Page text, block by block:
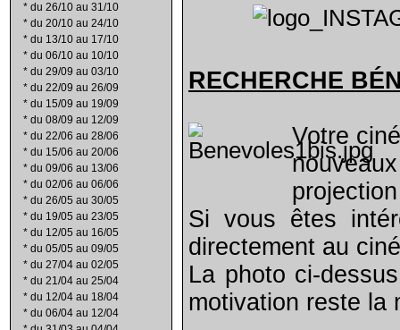
* du 26/10 au 31/10
* du 20/10 au 24/10
* du 13/10 au 17/10
* du 06/10 au 10/10
* du 29/09 au 03/10
* du 22/09 au 26/09
* du 15/09 au 19/09
* du 08/09 au 12/09
* du 22/06 au 28/06
* du 15/06 au 20/06
* du 09/06 au 13/06
* du 02/06 au 06/06
* du 26/05 au 30/05
* du 19/05 au 23/05
* du 12/05 au 16/05
* du 05/05 au 09/05
* du 27/04 au 02/05
* du 21/04 au 25/04
* du 12/04 au 18/04
* du 06/04 au 12/04
RECHERCHE BÉ
Votre
Si vous êtes
directement au
La photo ci-
motivation reste la